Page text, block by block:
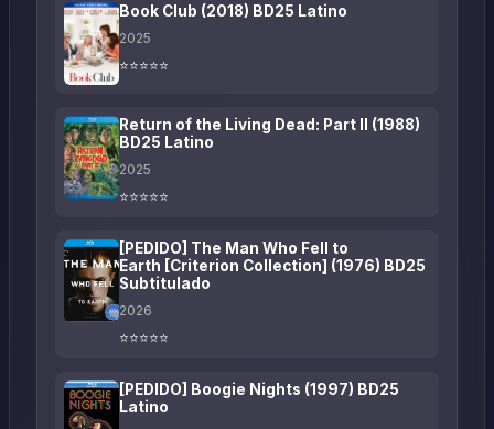
Book Club (2018) BD25 Latino
2025
⭐⭐⭐⭐⭐
Return of the Living Dead: Part II (1988)
BD25 Latino
2025
⭐⭐⭐⭐⭐
[PEDIDO] The Man Who Fell to
Earth [Criterion Collection] (1976) BD25
Subtitulado
2026
⭐⭐⭐⭐⭐
[PEDIDO] Boogie Nights (1997) BD25
Latino